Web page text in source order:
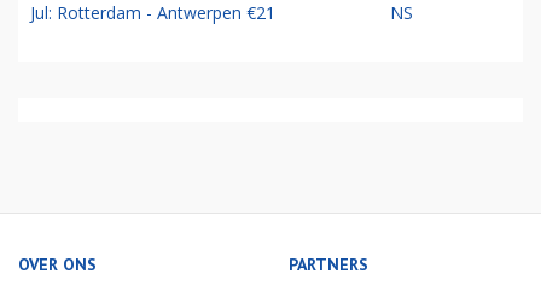
Jul: Rotterdam - Antwerpen €21 NS
OVER ONS PARTNERS